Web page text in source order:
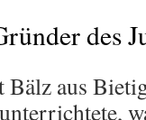
des
Bälz aus